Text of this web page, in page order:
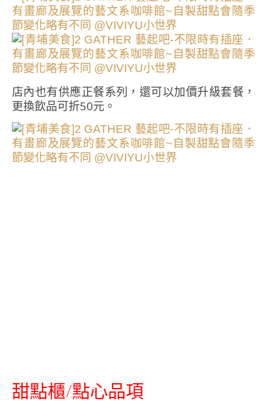
店內也有供應正餐系列，還可以加價升級套餐，
更換飲品可折50元。
甜點櫃/點心品項